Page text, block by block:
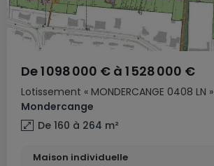
Lotissement « MONDERCANGE 0408 LN »
Mondercange
De1 098 000 € à 1 528 000 €
De 160 à 264 m²
Maison individuelle